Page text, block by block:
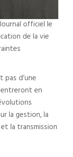
officiel le
de la vie
pas d’une
en
la gestion, la
la transmission